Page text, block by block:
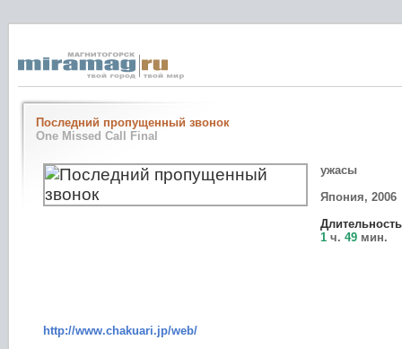
Последний пропущенный звонок
One Missed Call Final
ужасы
Япония, 2006
1 ч. 49 мин.
http://www.chakuari.jp/web/